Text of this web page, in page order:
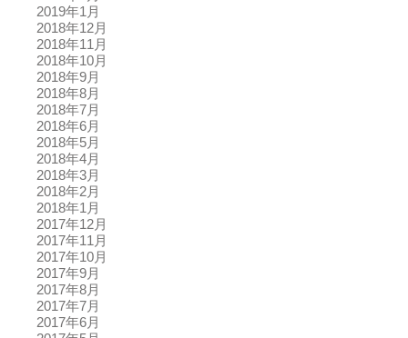
2019年1月
2018年12月
2018年11月
2018年10月
2018年9月
2018年8月
2018年7月
2018年6月
2018年5月
2018年4月
2018年3月
2018年2月
2018年1月
2017年12月
2017年11月
2017年10月
2017年9月
2017年8月
2017年7月
2017年6月